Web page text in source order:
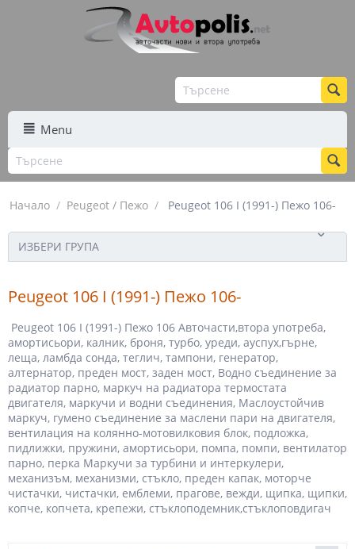
Menu
Начало / Peugeot / Пежо / Peugeot 106 I (1991-) Пежо 106-
ИЗБЕРИ ГРУПА
Peugeot 106 I (1991-) Пежо 106-
Peugeot 106 I (1991-) Пежо 106 Авточасти,втора употреба,
амортисьори, калник, броня, турбо, уреди, ауспух,гърне,
леща, ламбда сонда, теглич, тампони, генератор,
алтернатор, преден мост, заден мост, Водно съединение за
радиатор парно, маркуч на радиатора термостата
двигателя, маркучи и водни съединения, Маслоустойчив
маркуч, гумено съединение за маслени пари на двигателя,
вентилация на колянно-мотовилковия блок, подложка,
пидлижки, пружини, амортисьори, помпа, помпи, вентилатор
парно, перка Маркучи за турбини и интеркулери,
механизъм, механизми, стъкло, преден капак, моторче
чистачки, чистачки, емблеми, прагове, вежди, щипка, щипки,
копче, копчета, крепежи, стъклоподемник,стъклоповдигач